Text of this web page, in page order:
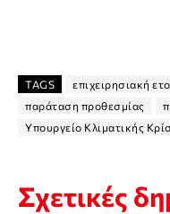
TAGS επιχειρησιακή
παράταση προθεσμίας
Υπουργείο Κλιματικής
Σχετικές